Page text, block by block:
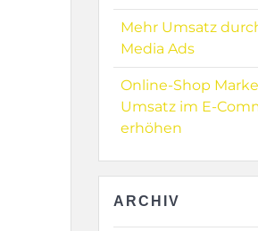
Mehr Umsatz
Media Ads
Online-Shop
Umsatz im E-
erhöhen
ARCHIV